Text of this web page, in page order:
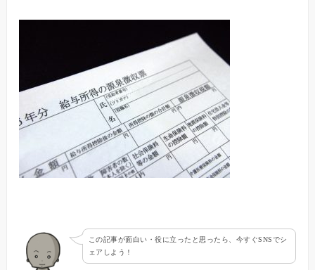
この記事が面白い・役に立ったと思ったら、今すぐSNSでシ
ェアしよう！